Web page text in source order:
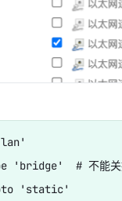
'bridge'  # 不能关
'static'